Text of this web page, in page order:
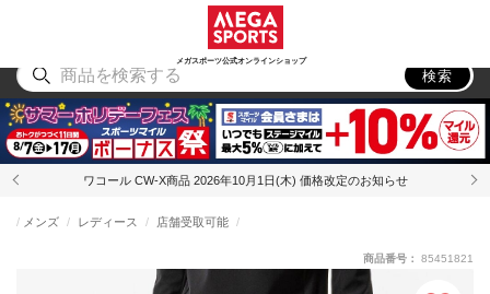
メガスポーツ公式オンラインショップ
アウトドア
検索
ワコール CW-X商品 2026年10月1日(木) 価格改定のお知らせ
メンズ レディース 店舗受取可能
商品番号： 85451821